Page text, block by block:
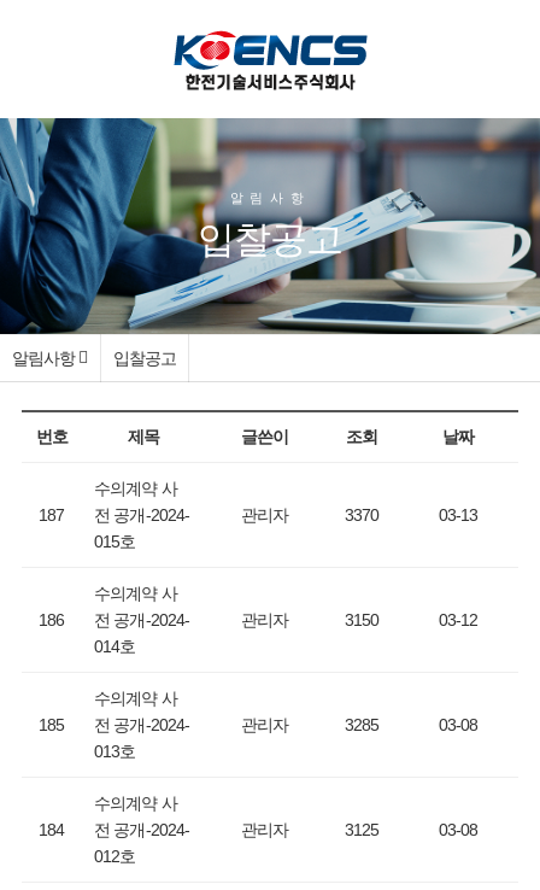
알림사항
입찰공고
알림사항 입찰공고
번호 제목 글쓴이 조회 날짜
187
수의계약 사
전 공개-2024-
015호
관리자 3370 03-13
186
수의계약 사
전 공개-2024-
014호
관리자 3150 03-12
185
수의계약 사
전 공개-2024-
013호
관리자 3285 03-08
184
수의계약 사
전 공개-2024-
012호
관리자 3125 03-08